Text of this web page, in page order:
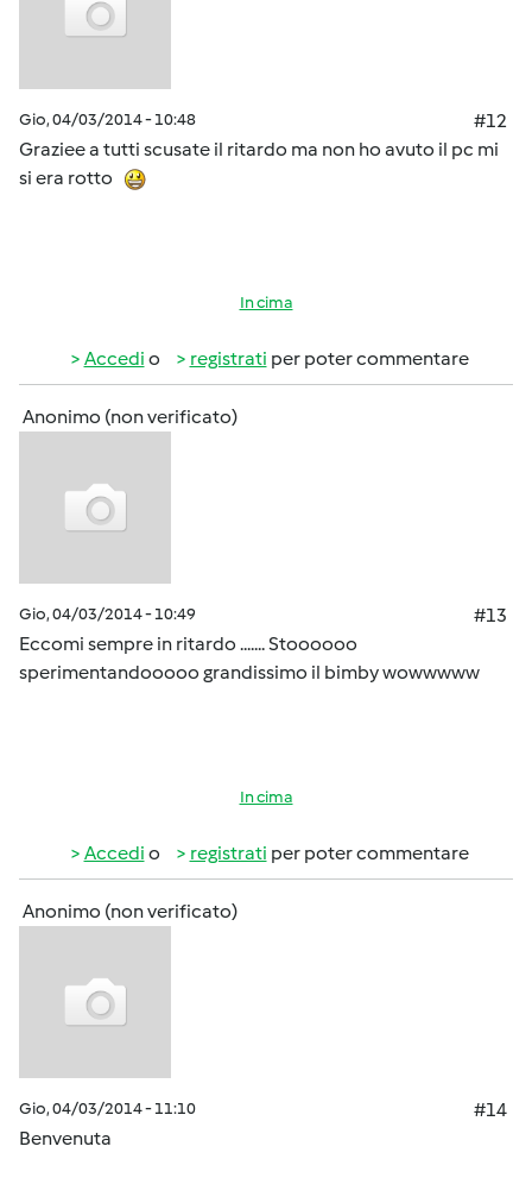
Gio, 04/03/2014 - 10:48
#12
Graziee a tutti scusate il ritardo ma non ho avuto il pc mi
si era rotto
In cima
Accedi o registrati per poter commentare
Anonimo (non verificato)
Gio, 04/03/2014 - 10:49
#13
Eccomi sempre in ritardo ....... Stoooooo
sperimentandooooo grandissimo il bimby wowwwww
In cima
Accedi o registrati per poter commentare
Anonimo (non verificato)
Gio, 04/03/2014 - 11:10
#14
Benvenuta